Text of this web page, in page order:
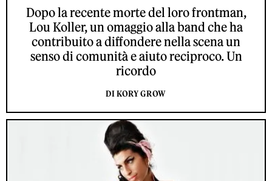
Dopo la recente morte del loro frontman,
Lou Koller, un omaggio alla band che ha
contribuito a diffondere nella scena un
senso di comunità e aiuto reciproco. Un
ricordo
DI KORY GROW